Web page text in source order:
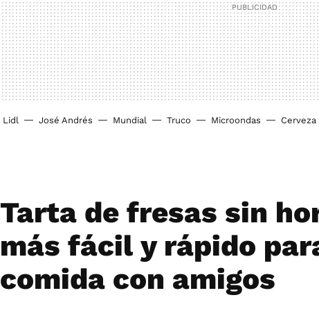
Lidl José Andrés Mundial Truco Microondas Cerveza
Tarta de fresas sin
más fácil y rápido
comida con amigos